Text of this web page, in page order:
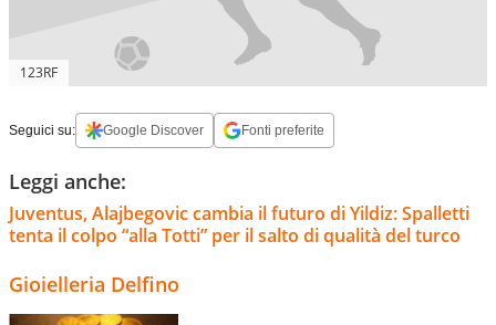
123RF
Seguici su: Google Discover Fonti preferite
Leggi anche:
Juventus, Alajbegovic cambia il futuro di Yildiz: Spalletti
tenta il colpo “alla Totti” per il salto di qualità del turco
Gioielleria Delfino